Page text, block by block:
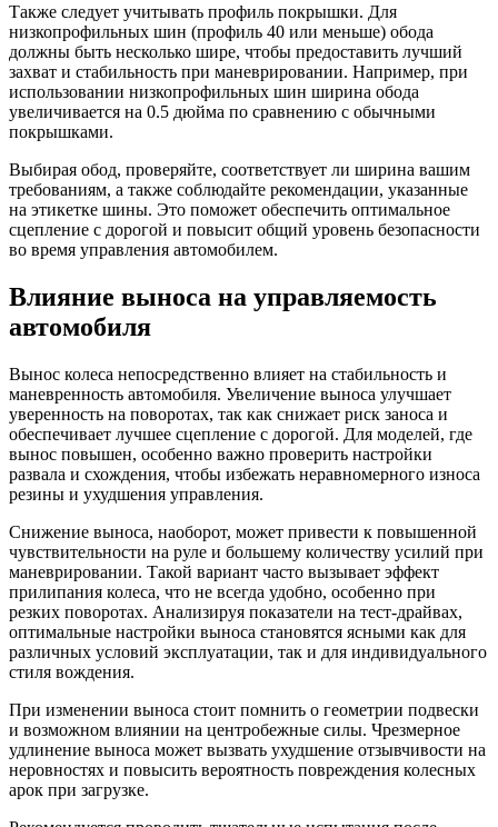
Также следует учитывать профиль покрышки. Для
низкопрофильных шин (профиль 40 или меньше) обода
должны быть несколько шире, чтобы предоставить лучший
захват и стабильность при маневрировании. Например, при
использовании низкопрофильных шин ширина обода
увеличивается на 0.5 дюйма по сравнению с обычными
покрышками.
Выбирая обод, проверяйте, соответствует ли ширина вашим
требованиям, а также соблюдайте рекомендации, указанные
на этикетке шины. Это поможет обеспечить оптимальное
сцепление с дорогой и повысит общий уровень безопасности
во время управления автомобилем.
Влияние выноса на управляемость
автомобиля
Вынос колеса непосредственно влияет на стабильность и
маневренность автомобиля. Увеличение выноса улучшает
уверенность на поворотах, так как снижает риск заноса и
обеспечивает лучшее сцепление с дорогой. Для моделей, где
вынос повышен, особенно важно проверить настройки
развала и схождения, чтобы избежать неравномерного износа
резины и ухудшения управления.
Снижение выноса, наоборот, может привести к повышенной
чувствительности на руле и большему количеству усилий при
маневрировании. Такой вариант часто вызывает эффект
прилипания колеса, что не всегда удобно, особенно при
резких поворотах. Анализируя показатели на тест-драйвах,
оптимальные настройки выноса становятся ясными как для
различных условий эксплуатации, так и для индивидуального
стиля вождения.
При изменении выноса стоит помнить о геометрии подвески
и возможном влиянии на центробежные силы. Чрезмерное
удлинение выноса может вызвать ухудшение отзывчивости на
неровностях и повысить вероятность повреждения колесных
арок при загрузке.